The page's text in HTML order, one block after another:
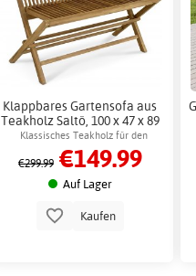
Klappbares Gartensofa aus
Teakholz Saltö, 100 x 47 x 89
cm + Möbelpflege
Klassisches Teakholz für den
Außenbereich, leicht
zusammenklappbar
€299.99 €149.99
Auf Lager
Kaufen